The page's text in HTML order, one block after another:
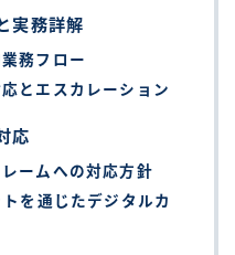
実務詳解
務フロー
とエスカレーション
応
ームへの対応方針
を通じたデジタルカ